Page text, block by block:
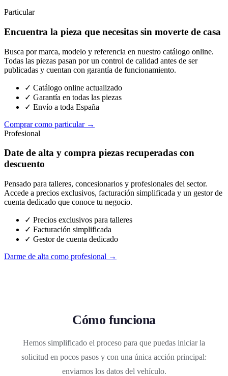
Particular
Encuentra la pieza que necesitas sin moverte de casa
Busca por marca, modelo y referencia en nuestro catálogo online.
Todas las piezas pasan por un control de calidad antes de ser
publicadas y cuentan con garantía de funcionamiento.
✓ Catálogo online actualizado
✓ Garantía en todas las piezas
✓ Envío a toda España
Comprar como particular →
Profesional
Date de alta y compra piezas recuperadas con
descuento
Pensado para talleres, concesionarios y profesionales del sector.
Accede a precios exclusivos, facturación simplificada y un gestor de
cuenta dedicado que conoce tu negocio.
✓ Precios exclusivos para talleres
✓ Facturación simplificada
✓ Gestor de cuenta dedicado
Darme de alta como profesional →
Cómo funciona
Hemos simplificado el proceso para que puedas iniciar la
solicitud en pocos pasos y con una única acción principal:
enviarnos los datos del vehículo.